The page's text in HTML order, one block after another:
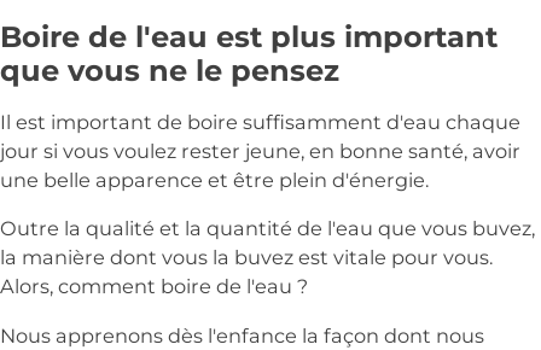
Boire de l'eau est plus important
que vous ne le pensez
Il est important de boire suffisamment d'eau chaque
jour si vous voulez rester jeune, en bonne santé, avoir
une belle apparence et être plein d'énergie.
Outre la qualité et la quantité de l'eau que vous buvez,
la manière dont vous la buvez est vitale pour vous.
Alors, comment boire de l'eau ?
Nous apprenons dès l'enfance la façon dont nous